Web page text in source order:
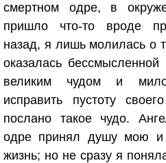
смертном одре, в
пришло что-то вроде
назад, я лишь молилась о
оказалась
великим чудом и
исправить пустоту
послано такое чудо.
одре принял душу мою и
жизнь; но не сразу я